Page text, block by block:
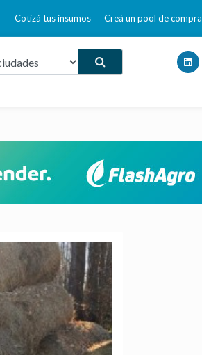
Cotizá tus insumos Creá un pool de compra